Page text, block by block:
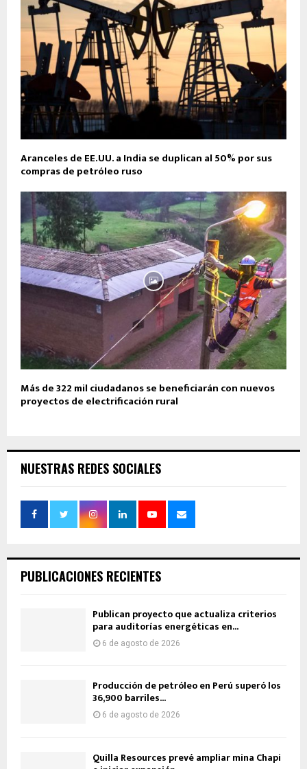
Aranceles de EE.UU. a India se duplican al 50% por sus
compras de petróleo ruso
Más de 322 mil ciudadanos se beneficiarán con nuevos
proyectos de electrificación rural
NUESTRAS REDES SOCIALES
PUBLICACIONES RECIENTES
Publican proyecto que actualiza criterios
para auditorías energéticas en...
6 de agosto de 2026
Producción de petróleo en Perú superó los
36,900 barriles...
6 de agosto de 2026
Quilla Resources prevé ampliar mina Chapi